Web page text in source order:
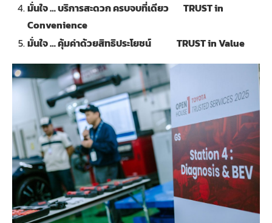
มั่นใจ…บริการสะดวก ครบจบที่เดียว TRUST in
Convenience
มั่นใจ…คุ้มค่าด้วยสิทธิประโยชน์ TRUST in Value